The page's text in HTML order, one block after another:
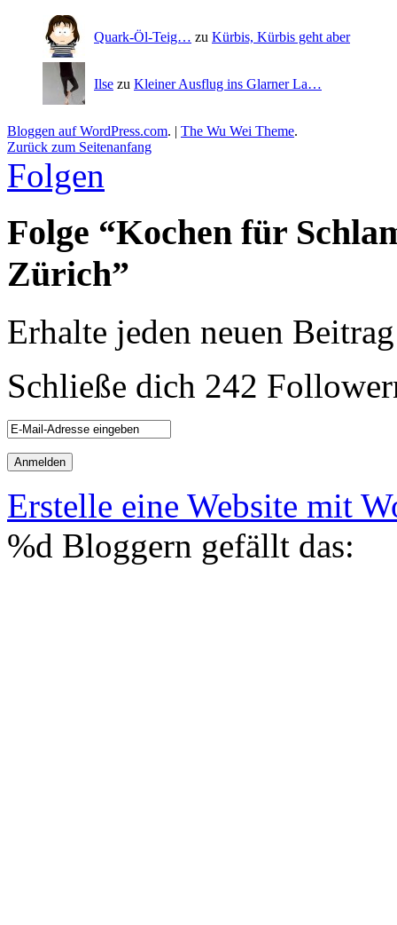
Quark-Öl-Teig… zu Kürbis, Kürbis geht aber
Ilse zu Kleiner Ausflug ins Glarner La…
Bloggen auf WordPress.com. | The Wu Wei Theme.
Zurück zum Seitenanfang
Folgen
Folge “Kochen für
Zürich”
Erhalte jeden neuen
Schließe dich 242
Erstelle eine Website mit
%d Bloggern gefällt das: